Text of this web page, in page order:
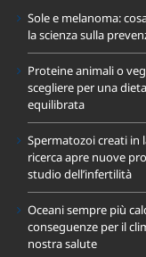
Sole e melanoma:
la scienza sulla
Proteine animali o
scegliere per una
equilibrata
Spermatozoi creati in
ricerca apre nuove
studio dell’infertilità
Oceani sempre più
conseguenze per il
nostra salute